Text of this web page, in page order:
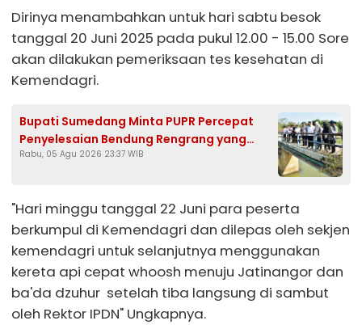
Dirinya menambahkan untuk hari sabtu besok
tanggal 20 Juni 2025 pada pukul 12.00 - 15.00 Sore
akan dilakukan pemeriksaan tes kesehatan di
Kemendagri.
Bupati Sumedang Minta PUPR Percepat
Penyelesaian Bendung Rengrang yang
Belum Berfungsi Optimal
Rabu, 05 Agu 2026 23:37 WIB
"Hari minggu tanggal 22 Juni para peserta
berkumpul di Kemendagri dan dilepas oleh sekjen
kemendagri untuk selanjutnya menggunakan
kereta api cepat whoosh menuju Jatinangor dan
ba'da dzuhur setelah tiba langsung di sambut
oleh Rektor IPDN" Ungkapnya.